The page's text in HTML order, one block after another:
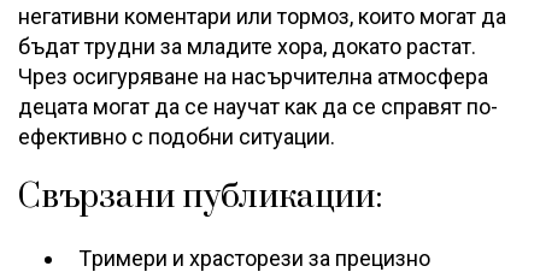
негативни коментари или тормоз, които могат да
бъдат трудни за младите хора, докато растат.
Чрез осигуряване на насърчителна атмосфера
децата могат да се научат как да се справят по-
ефективно с подобни ситуации.
Свързани публикации:
Tримери и храсторези за прецизно